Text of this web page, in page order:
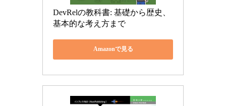
DevRelの教科書: 基礎から歴史、
基本的な考え方まで
Amazonで見る